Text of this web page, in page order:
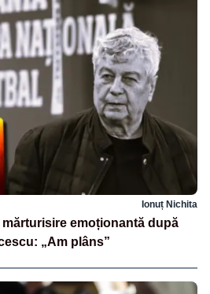
Ionuț Nichita
emoționantă după
„Am plâns”